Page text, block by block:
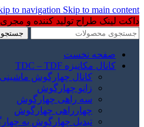
to navigation Skip to main content
داکت لینک طراح تولید کننده و
جستجو
صفحه نخست
کانال مکانیزه TDC – TDF
کانال چهارگوش ماشینی TDC , TDF
زانو چهارگوش
سه راهی چهارگوش
چهارراهی چهارگوش
تبدیل چهارگوش به